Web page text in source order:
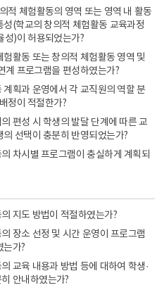
적 체험활동의 영역 또는 영역 내 활동
성(학교의 창의적 체험활동 교육과정
성)이 허용되었는가?
험활동 또는 창의적 체험활동 영역 및
계 프로그램을 편성하였는가?
계획과 운영에서 각 교직원의 역할 분
정이 적절한가?
편성 시 학생의 발달 단계에 따른 교
의 선택이 충분히 반영되었는가?
차시별 프로그램이 충실하게 계획되
지도 방법이 적절하였는가?
장소 선정 및 시간 운영이 프로그램
는가?
교육 내용과 방법 등에 대하여 학생·
안내하였는가?